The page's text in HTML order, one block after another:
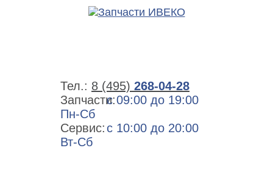
Тел.: 8 (495) 268-04-28
Запчасти:с 09:00 до 19:00
Пн-Сб
Сервис:с 10:00 до 20:00
Вт-Сб